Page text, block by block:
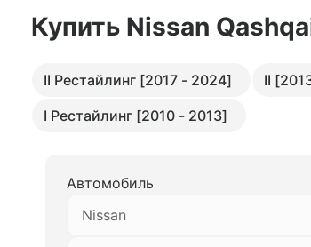
Купить Nissan
II Рестайлинг [2017 - 2024] II
I Рестайлинг [2010 - 2013]
Автомобиль
Nissan